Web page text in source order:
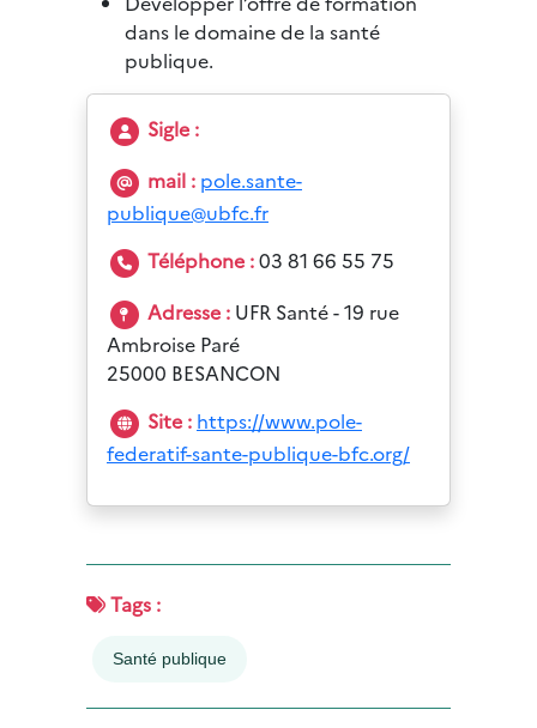
dans le domaine de la santé
publique.
Sigle :
mail : pole.sante-
publique@ubfc.fr
Téléphone :03 81 66 55 75
Adresse : UFR Santé - 19 rue
Ambroise Paré
25000 BESANCON
Site : https://www.pole-
federatif-sante-publique-bfc.org/
Tags :
Santé publique